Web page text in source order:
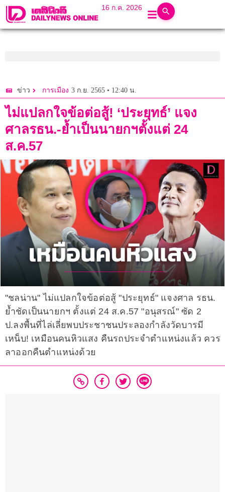
16 ก.ค. 2026
ข่าว การเมือง 3 ก.ย. 2565 • 12:40 น.
ไม่แปลกใจข้อต่อสู้! ‘ประยุทธ์’ แจง
ศาลรธน.-ย้ำเป็นนายกฯตั้งแต่ 24
ส.ค.57
"ชลน่าน" ไม่แปลกใจข้อต่อสู้ "ประยุทธ์" แจงศาล รธน.
ย้ำชัดเป็นนายกฯ ตั้งแต่ 24 ส.ค.57 "อนุสรณ์" ซัด 2
ป.ลงพื้นที่ไล่เลี่ยพบประชาชนประลองกำลังวัดบารมี
เหน็บ! เหมือนคนหิวแสง คืนรถประจำตำแหน่งแล้ว ควร
ลาออกคืนตำแหน่งด้วย